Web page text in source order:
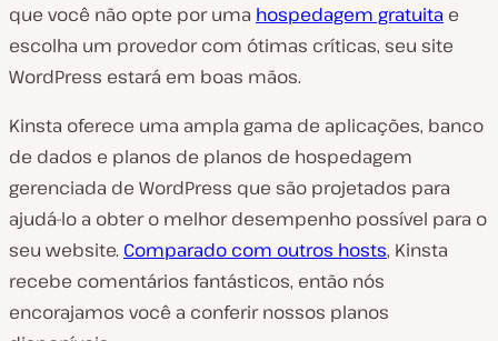
que você não opte por uma hospedagem gratuita e
escolha um provedor com ótimas críticas, seu site
WordPress estará em boas mãos.
Kinsta oferece uma ampla gama de aplicações, banco
de dados e planos de planos de hospedagem
gerenciada de WordPress que são projetados para
ajudá-lo a obter o melhor desempenho possível para o
seu website. Comparado com outros hosts, Kinsta
recebe comentários fantásticos, então nós
encorajamos você a conferir nossos planos